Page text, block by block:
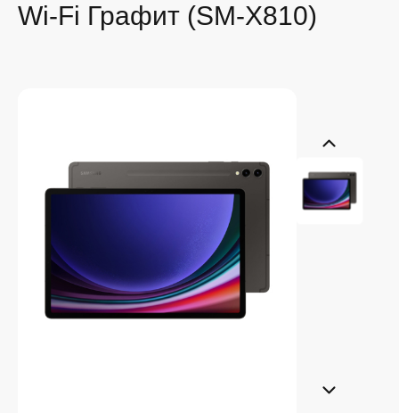
Wi-Fi Графит (SM-X810)